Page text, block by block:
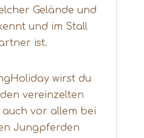
Gelände und
und im Stall
ist.
wirst du
vereinzelten
auch vor allem bei
Jungpferden